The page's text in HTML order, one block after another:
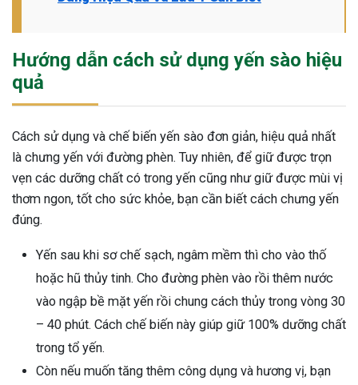
Hướng dẫn cách sử dụng yến sào hiệu
quả
Cách sử dụng và chế biến yến sào đơn giản, hiệu quả nhất
là chưng yến với đường phèn. Tuy nhiên, để giữ được trọn
vẹn các dưỡng chất có trong yến cũng như giữ được mùi vị
thơm ngon, tốt cho sức khỏe, bạn cần biết cách chưng yến
đúng.
Yến sau khi sơ chế sạch, ngâm mềm thì cho vào thố
hoặc hũ thủy tinh. Cho đường phèn vào rồi thêm nước
vào ngập bề mặt yến rồi chung cách thủy trong vòng 30
– 40 phút. Cách chế biến này giúp giữ 100% dưỡng chất
trong tổ yến.
Còn nếu muốn tăng thêm công dụng và hương vị, bạn